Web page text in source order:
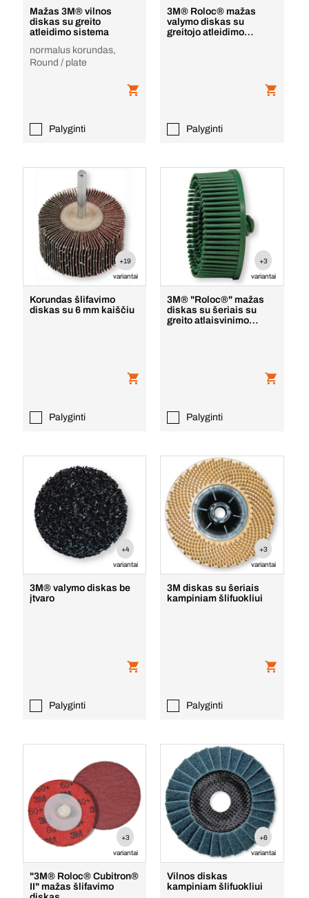
Mažas 3M® vilnos
diskas su greito
atleidimo sistema
normalus korundas,
Round / plate
Palyginti
3M® Roloc® mažas
valymo diskas su
greitojo atleidimo
Palyginti
+19
variantai
Korundas šlifavimo
diskas su 6 mm kaiščiu
Palyginti
+3
variantai
3M® "Roloc®" mažas
diskas su šeriais su
greito atlaisvinimo
Palyginti
+4
variantai
3M® valymo diskas be
įtvaro
Palyginti
+3
variantai
3M diskas su šeriais
kampiniam šlifuokliui
Palyginti
+3
variantai
"3M® Roloc® Cubitron®
II" mažas šlifavimo
+6
variantai
Vilnos diskas
kampiniam šlifuokliui